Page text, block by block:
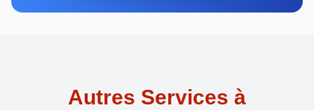
Autres Services à